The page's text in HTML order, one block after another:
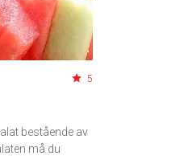
5
bestående av
må du